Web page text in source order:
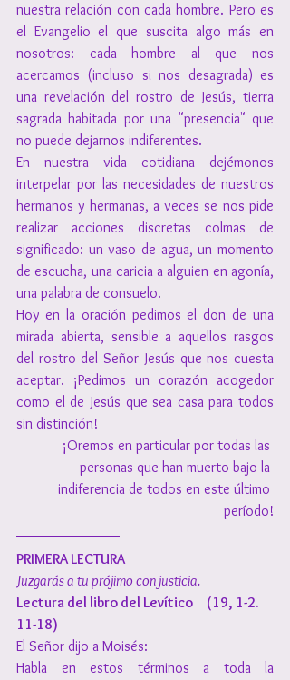
nuestra relación con cada hombre. Pero es
el Evangelio el que suscita algo más en
nosotros: cada hombre al que nos
acercamos (incluso si nos desagrada) es
una revelación del rostro de Jesús, tierra
sagrada habitada por una "presencia" que
no puede dejarnos indiferentes.
En nuestra vida cotidiana dejémonos
interpelar por las necesidades de nuestros
hermanos y hermanas, a veces se nos pide
realizar acciones discretas colmas de
significado: un vaso de agua, un momento
de escucha, una caricia a alguien en agonía,
una palabra de consuelo.
Hoy en la oración pedimos el don de una
mirada abierta, sensible a aquellos rasgos
del rostro del Señor Jesús que nos cuesta
aceptar. ¡Pedimos un corazón acogedor
como el de Jesús que sea casa para todos
sin distinción!
¡Oremos en particular por todas las
personas que han muerto bajo la
indiferencia de todos en este último
período!
PRIMERA LECTURA
Juzgarás a tu prójimo con justicia.
Lectura del libro del Levítico     (19, 1-2.
11-18)
El Señor dijo a Moisés:
Habla en estos términos a toda la